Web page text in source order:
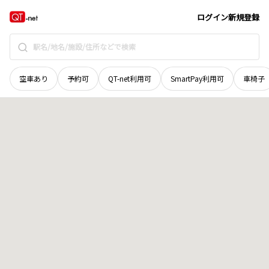
ログイン新規登録
空車あり 予約可 QT-net利用可 SmartPay利用可 車椅子
石川県